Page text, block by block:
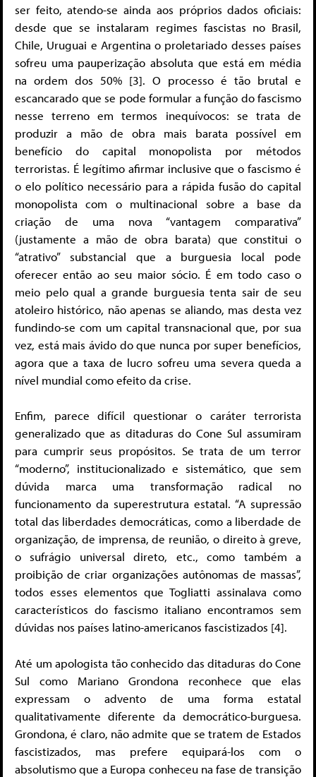
ser feito, atendo-se ainda aos próprios dados oficiais:
desde que se instalaram regimes fascistas no Brasil,
Chile, Uruguai e Argentina o proletariado desses países
sofreu uma pauperização absoluta que está em média
na ordem dos 50% [3]. O processo é tão brutal e
escancarado que se pode formular a função do fascismo
nesse terreno em termos inequívocos: se trata de
produzir a mão de obra mais barata possível em
benefício do capital monopolista por métodos
terroristas. É legítimo afirmar inclusive que o fascismo é
o elo político necessário para a rápida fusão do capital
monopolista com o multinacional sobre a base da
criação de uma nova “vantagem comparativa”
(justamente a mão de obra barata) que constitui o
“atrativo” substancial que a burguesia local pode
oferecer então ao seu maior sócio. É em todo caso o
meio pelo qual a grande burguesia tenta sair de seu
atoleiro histórico, não apenas se aliando, mas desta vez
fundindo-se com um capital transnacional que, por sua
vez, está mais ávido do que nunca por super benefícios,
agora que a taxa de lucro sofreu uma severa queda a
nível mundial como efeito da crise.
Enfim, parece difícil questionar o caráter terrorista
generalizado que as ditaduras do Cone Sul assumiram
para cumprir seus propósitos. Se trata de um terror
“moderno”, institucionalizado e sistemático, que sem
dúvida marca uma transformação radical no
funcionamento da superestrutura estatal. “A supressão
total das liberdades democráticas, como a liberdade de
organização, de imprensa, de reunião, o direito à greve,
o sufrágio universal direto, etc., como também a
proibição de criar organizações autônomas de massas”,
todos esses elementos que Togliatti assinalava como
característicos do fascismo italiano encontramos sem
dúvidas nos países latino-americanos fascistizados [4].
Até um apologista tão conhecido das ditaduras do Cone
Sul como Mariano Grondona reconhece que elas
expressam o advento de uma forma estatal
qualitativamente diferente da democrático-burguesa.
Grondona, é claro, não admite que se tratem de Estados
fascistizados, mas prefere equipará-los com o
absolutismo que a Europa conheceu na fase de transição